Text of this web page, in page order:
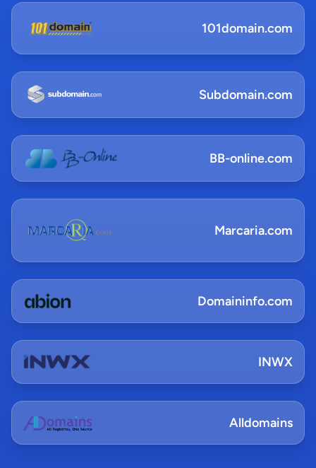
101domain.com
Subdomain.com
BB-online.com
Marcaria.com
Domaininfo.com
INWX
Alldomains